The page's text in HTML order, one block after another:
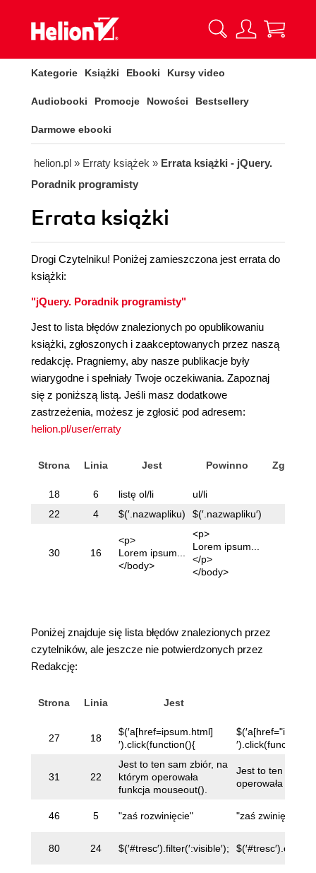
Kategorie Książki Ebooki Kursy video
Audiobooki Promocje Nowości Bestsellery
Darmowe ebooki
helion.pl » Erraty książek » Errata książki - jQuery.
Poradnik programisty
Errata książki
Drogi Czytelniku! Poniżej zamieszczona jest errata do
książki:
"jQuery. Poradnik programisty"
Jest to lista błędów znalezionych po opublikowaniu
książki, zgłoszonych i zaakceptowanych przez naszą
redakcję. Pragniemy, aby nasze publikacje były
wiarygodne i spełniały Twoje oczekiwania. Zapoznaj
się z poniższą listą. Jeśli masz dodatkowe
zastrzeżenia, możesz je zgłosić pod adresem:
helion.pl/user/erraty
Strona Linia Jest Powinno
18 6 listę ol/li ul/li
22
4 $(′.nazwapliku) $(′.nazwapliku′)
30 16
<p>
Lorem ipsum...
</body>
<p>
Lorem ipsum...
</p>
</body>
Poniżej znajduje się lista błędów znalezionych przez
czytelników, ale jeszcze nie potwierdzonych przez
Redakcję:
Strona Linia Jest
27 18
$(′a[href=ipsum.html]
′).click(function(){
′).click(function(){
31 22
Jest to ten sam zbiór, na
którym operowała
funkcja mouseout().
Jest to ten sam
operowała
46 5 "zaś rozwinięcie" "zaś zwinięcie"
80 24 $(′#tresc′).filter(′:visible′);